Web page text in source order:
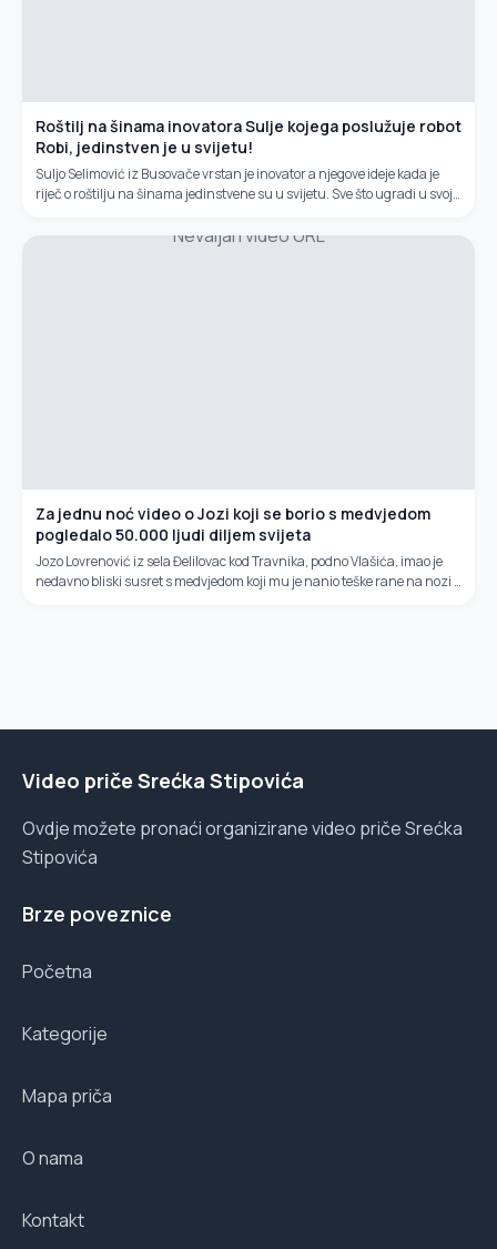
Roštilj na šinama inovatora Sulje kojega poslužuje robot
Robi, jedinstven je u svijetu!
Suljo Selimović iz Busovače vrstan je inovator a njegove ideje kada je
riječ o roštilju na šinama jedinstvene su u svijetu. Sve što ugradi u svoja
Nevaljan video URL
Za jednu noć video o Jozi koji se borio s medvjedom
pogledalo 50.000 ljudi diljem svijeta
Jozo Lovrenović iz sela Đelilovac kod Travnika, podno Vlašića, imao je
nedavno bliski susret s medvjedom koji mu je nanio teške rane na nozi i
Video priče Srećka Stipovića
Ovdje možete pronaći organizirane video priče Srećka
Stipovića
Brze poveznice
Početna
Kategorije
Mapa priča
O nama
Kontakt